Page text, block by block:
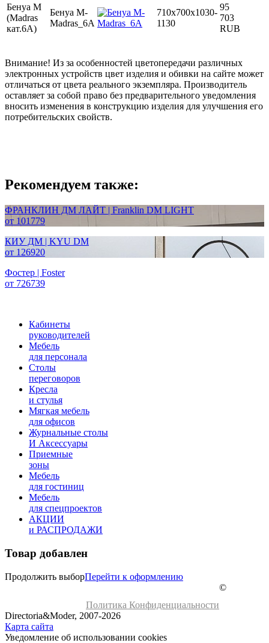
Бенуа М
(Madras
кат.6A)
Бенуа М-
Madras_6А
710x700x1030-
1130
95
703
RUB
Внимание! Из за особенностей цветопередачи различных
электронных устройств цвет изделия и обивки на сайте может
отличаться от цвета реального экземпляра. Производитель
оставляет за собой право без предварительного уведомления
вносить изменения в конструкцию изделия для улучшения его
потребительских свойств.
Рекомендуем также:
ФРАНКЛИН ДМ ЛАЙТ | Franklin DM LIGHT
от 101779
КИУ ДМ | KYU DM
от 126920
Фостер | Foster
от 726739
Кабинеты
руководителей
Мебель
для персонала
Столы
переговоров
Кресла
и стулья
Мягкая мебель
для офисов
Журнальные столы
И Аксессуары
Приемные
зоны
Мебель
для гостиниц
Мебель
для cпецпроектов
АКЦИИ
и РАСПРОДАЖИ
Товар добавлен
Продолжить выборПерейти к оформлению
Политика Конфиденциальности
©
Directoria&Moder, 2007-2026
Карта сайта
Уведомление об использовании cookies